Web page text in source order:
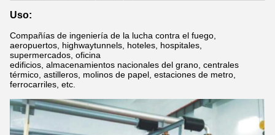
Uso:
Compañías de ingeniería de la lucha contra el fuego,
aeropuertos, highwaytunnels, hoteles, hospitales,
supermercados, oficina
edificios, almacenamientos nacionales del grano, centrales
térmico, astilleros, molinos de papel, estaciones de metro,
ferrocarriles, etc.